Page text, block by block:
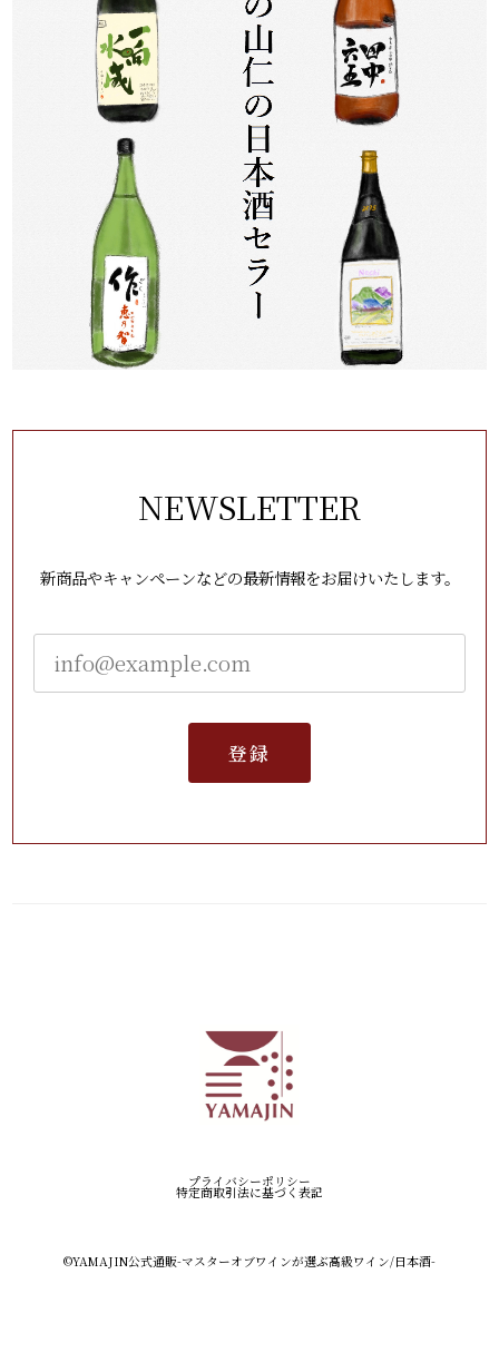
NEWSLETTER
新商品やキャンペーンなどの最新情報をお届けいたします。
登録
プライバシーポリシー
特定商取引法に基づく表記
©︎YAMAJIN公式通販-マスターオブワインが選ぶ高級ワイン/日本酒-